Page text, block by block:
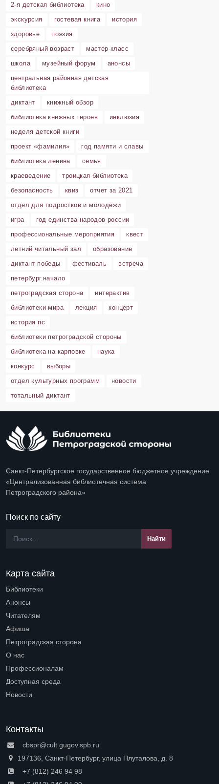
2-я детская библиотека
кино
экскурсия
гостевая книга
история
здоровье
поэзия
серебряный возраст
мастер-класс
школа
музейный форум
анонсы
центральная районная детская
библиотека
диктант
книжный обзор
библиотека книжных героев
инклюзия
неделя детской книги
проект «фамилия»
год памяти и славы
библиотека ленина
семья
краеведение
троицкая библиотека
безопасность
квиз
отчет за 2021
отдел для подростков и молодёжи
игра
год единства народов россии
профессиональные мероприятия
квест
летний читальный зал
образование
диктант победы
фестиваль
встреча
петербург.начало
петроградская сторона
интерактив
библиотеки мира
лекция
концерт
история пс
библиотеки петроградской стороны
библиотека на карповке
наука
конкурс
выборы
отдел культурных программ
новости
тотальный диктант
Санкт-Петербургское государственное бюджетное учреждение
«Централизованная библиотечная система
Петроградского района»
Поиск по сайту
Карта сайта
Библиотеки
Анонсы
Читателям
Афиша
Петроградская сторона
О нас
Профессионалам
Доступная среда
Новости
Контакты
cbspr@cult.gugov.spb.ru
197136, Санкт-Петербург, улица Плуталова, д. 8
+7 (812) 246 94 98